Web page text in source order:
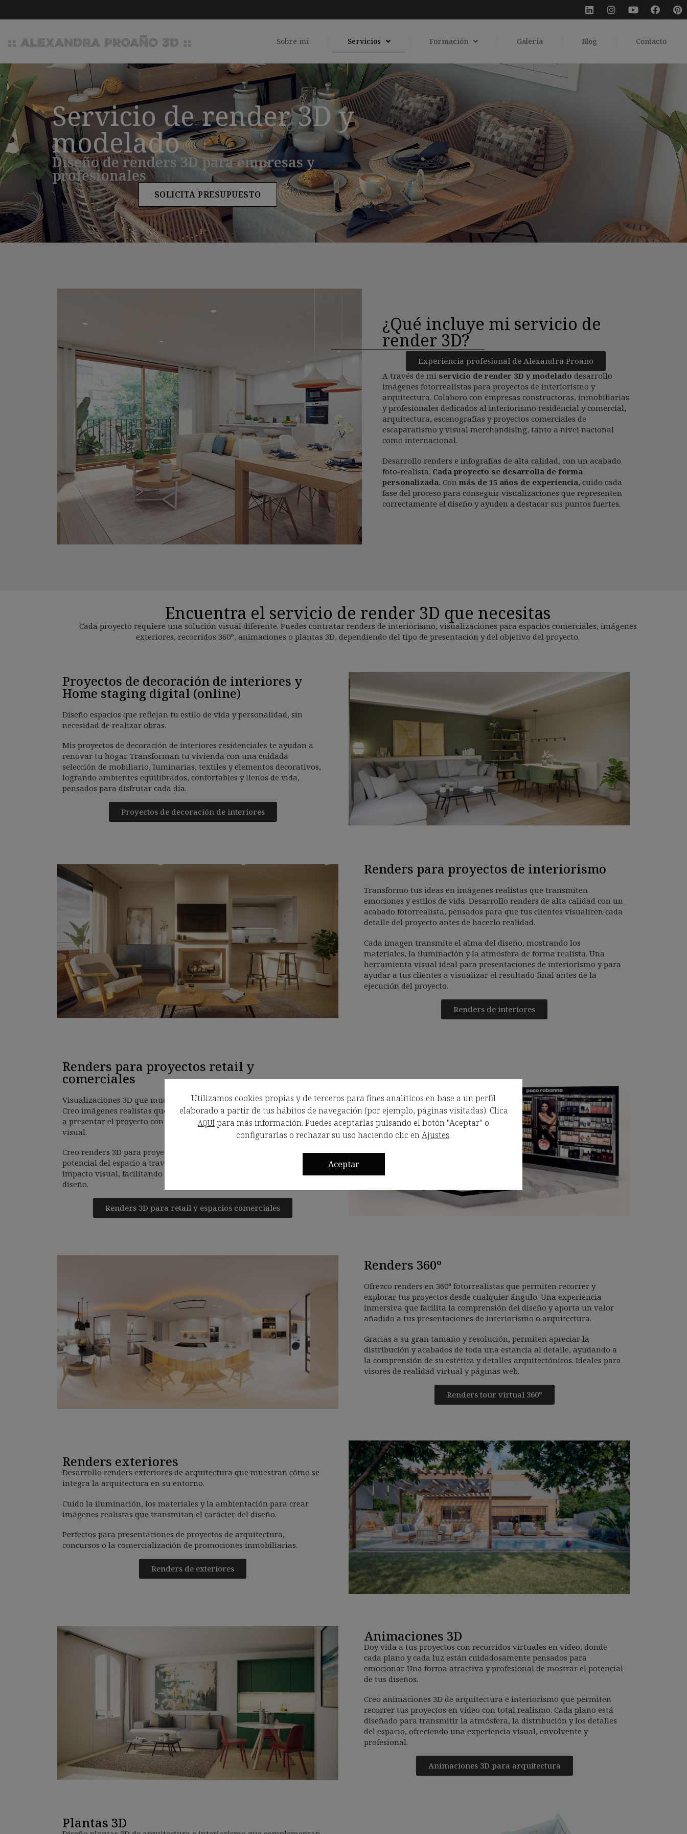
Sobre mí Servicios Formación Galería Blog Contacto
Servicio de render 3D y
modelado
Diseño de renders 3D para empresas y
profesionales
SOLICITA PRESUPUESTO
¿Qué incluye mi servicio de
render 3D?
Experiencia profesional de Alexandra Proaño
A través de mi servicio de render 3D y modelado desarrollo
imágenes fotorrealistas para proyectos de interiorismo y
arquitectura. Colaboro con empresas constructoras, inmobiliarias
y profesionales dedicados al interiorismo residencial y comercial,
arquitectura, escenografías y proyectos comerciales de
escaparatismo y visual merchandising, tanto a nivel nacional
como internacional.
Desarrollo renders e infografías de alta calidad, con un acabado
foto-realista. Cada proyecto se desarrolla de forma
personalizada. Con más de 15 años de experiencia, cuido cada
fase del proceso para conseguir visualizaciones que representen
correctamente el diseño y ayuden a destacar sus puntos fuertes.
Encuentra el servicio de render 3D que necesitas
Cada proyecto requiere una solución visual diferente. Puedes contratar renders de interiorismo, visualizaciones para espacios comerciales, imágenes
exteriores, recorridos 360º, animaciones o plantas 3D, dependiendo del tipo de presentación y del objetivo del proyecto.
Proyectos de decoración de interiores y
Home staging digital (online)
Diseño espacios que reflejan tu estilo de vida y personalidad, sin
necesidad de realizar obras.
Mis proyectos de decoración de interiores residenciales te ayudan a
renovar tu hogar. Transforman tu vivienda con una cuidada
selección de mobiliario, luminarias, textiles y elementos decorativos,
logrando ambientes equilibrados, confortables y llenos de vida,
pensados para disfrutar cada día.
Proyectos de decoración de interiores
Renders para proyectos de interiorismo
Transformo tus ideas en imágenes realistas que transmiten
emociones y estilos de vida. Desarrollo renders de alta calidad con un
acabado fotorrealista, pensados para que tus clientes visualicen cada
detalle del proyecto antes de hacerlo realidad.
Cada imagen transmite el alma del diseño, mostrando los
materiales, la iluminación y la atmósfera de forma realista. Una
herramienta visual ideal para presentaciones de interiorismo y para
ayudar a tus clientes a visualizar el resultado final antes de la
ejecución del proyecto.
Renders de interiores
Renders para proyectos retail y
comerciales
Visualizaciones 3D que muestran el alma de los espacios comerciales.
Creo imágenes realistas que reflejan la identidad de marca y ayudan
a presentar el proyecto con profesionalismo, claridad y atractivo
visual.
Creo renders 3D para proyectos retail y comerciales, que muestran el
potencial del espacio a través de imágenes realistas y de gran
impacto visual, facilitando la toma de decisiones y la validación del
diseño.
Renders 3D para retail y espacios comerciales
Renders 360º
Ofrezco renders en 360° fotorrealistas que permiten recorrer y
explorar tus proyectos desde cualquier ángulo. Una experiencia
inmersiva que facilita la comprensión del diseño y aporta un valor
añadido a tus presentaciones de interiorismo o arquitectura.
Gracias a su gran tamaño y resolución, permiten apreciar la
distribución y acabados de toda una estancia al detalle, ayudando a
la comprensión de su estética y detalles arquitectónicos. Ideales para
visores de realidad virtual y páginas web.
Renders tour virtual 360º
Renders exteriores
Desarrollo renders exteriores de arquitectura que muestran cómo se
integra la arquitectura en su entorno.
Cuido la iluminación, los materiales y la ambientación para crear
imágenes realistas que transmitan el carácter del diseño.
Perfectos para presentaciones de proyectos de arquitectura,
concursos o la comercialización de promociones inmobiliarias.
Renders de exteriores
Animaciones 3D
Doy vida a tus proyectos con recorridos virtuales en vídeo, donde
cada plano y cada luz están cuidadosamente pensados para
emocionar. Una forma atractiva y profesional de mostrar el potencial
de tus diseños.
Creo animaciones 3D de arquitectura e interiorismo que permiten
recorrer tus proyectos en vídeo con total realismo. Cada plano está
diseñado para transmitir la atmósfera, la distribución y los detalles
del espacio, ofreciendo una experiencia visual, envolvente y
profesional.
Animaciones 3D para arquitectura
Plantas 3D
Utilizamos cookies propias y de terceros para fines analíticos en base a un perfil
elaborado a partir de tus hábitos de navegación (por ejemplo, páginas visitadas). Clica
AQUÍ para más información. Puedes aceptarlas pulsando el botón "Aceptar" o
configurarlas o rechazar su uso haciendo clic enAjustes.
Aceptar